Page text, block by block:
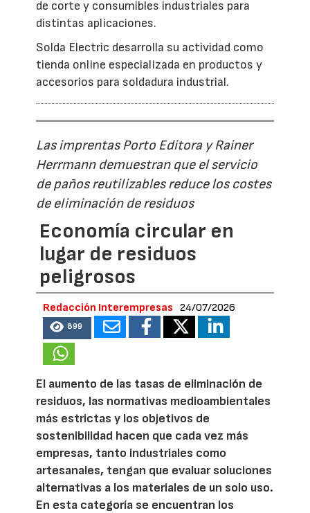
de corte y consumibles industriales para
distintas aplicaciones.
Solda Electric desarrolla su actividad como
tienda online especializada en productos y
accesorios para soldadura industrial.
Las imprentas Porto Editora y Rainer
Herrmann demuestran que el servicio
de paños reutilizables reduce los costes
de eliminación de residuos
Economía circular en
lugar de residuos
peligrosos
Redacción Interempresas 24/07/2026
899
El aumento de las tasas de eliminación de
residuos, las normativas medioambientales
más estrictas y los objetivos de
sostenibilidad hacen que cada vez más
empresas, tanto industriales como
artesanales, tengan que evaluar soluciones
alternativas a los materiales de un solo uso.
En esta categoría se encuentran los